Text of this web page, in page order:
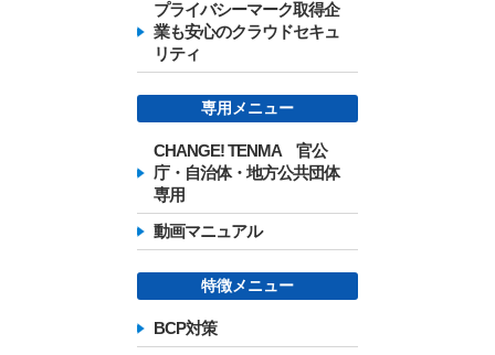
プライバシーマーク取得企
業も安心のクラウドセキュ
リティ
専用メニュー
CHANGE! TENMA 官公
庁・自治体・地方公共団体
専用
動画マニュアル
特徴メニュー
BCP対策